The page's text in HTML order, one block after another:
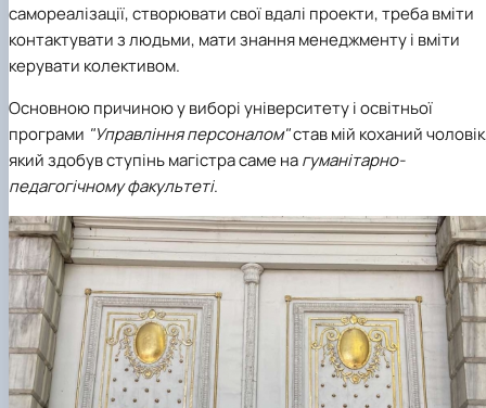
самореалізації, створювати свої вдалі проекти, треба вміти
контактувати з людьми, мати знання менеджменту і вміти
керувати колективом.
Основною причиною у виборі університету і освітньої
програми "Управління персоналом"став мій коханий
який здобув ступінь магістра саме нагуманітарно-
педагогічному факультеті.